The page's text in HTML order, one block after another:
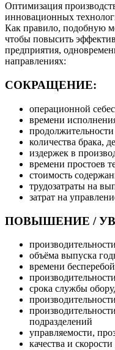
Оптимизация
инновационных
Как правило, подобную
чтобы повысить
предприятия,
направлениях:
СОКРАЩЕНИЕ:
операционной
времени
количества брака,
издержек в
времени простоев
стоимость
трудозатраты на
затрат на
ПОВЫШЕНИЕ /
объёма выпуска
времени
срока службы
подразделений
управляемости,
качества и